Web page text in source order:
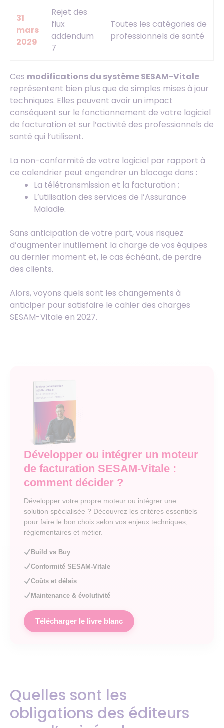
31
mars
2029
Rejet des
flux
addendum
7
Toutes les catégories de
professionnels de santé
Ces modifications du système SESAM-Vitale
représentent bien plus que de simples mises à jour
techniques. Elles peuvent avoir un impact
conséquent sur le fonctionnement de votre logiciel
de facturation et sur l’activité des professionnels de
santé qui l’utilisent.
La non-conformité de votre logiciel par rapport à
ce calendrier peut engendrer un blocage dans :
La télétransmission et la facturation ;
L’utilisation des services de l’Assurance
Maladie.
Sans anticipation de votre part, vous risquez
d’augmenter inutilement la charge de vos équipes
au dernier moment et, le cas échéant, de perdre
des clients.
Alors, voyons quels sont les changements à
anticiper pour satisfaire le cahier des charges
SESAM-Vitale en 2027.
Développer ou intégrer un moteur
de facturation SESAM-Vitale :
comment décider ?
Développer votre propre moteur ou intégrer une
solution spécialisée ? Découvrez les critères essentiels
pour faire le bon choix selon vos enjeux techniques,
réglementaires et métier.
Build vs Buy
Conformité SESAM-Vitale
Coûts et délais
Maintenance & évolutivité
Télécharger le livre blanc
Quelles sont les
obligations des éditeurs